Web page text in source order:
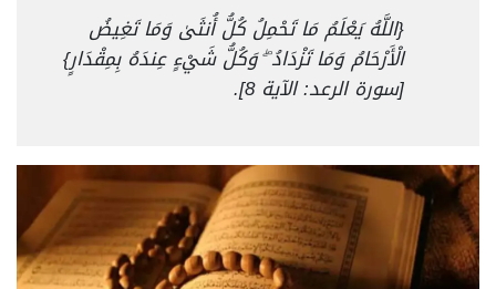
{اللَّهُ يَعْلَمُ مَا تَحْمِلُ كُلُّ أُنثَىٰ وَمَا تَغِيضُ
الْأَرْحَامُ وَمَا تَزْدَادُ ۖ وَكُلُّ شَيْءٍ عِندَهُ بِمِقْدَارٍ}
[سورة الرعد: الآية 8].